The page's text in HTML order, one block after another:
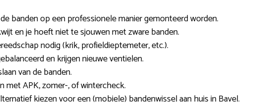
banden op een professionele manier gemonteerd worden.
en je hoeft niet te sjouwen met zware banden.
nodig (krik, profieldieptemeter, etc.).
en krijgen nieuwe ventielen.
van de banden.
met APK, zomer-, of wintercheck.
kiezen voor een (mobiele) bandenwissel aan huis in Bavel.